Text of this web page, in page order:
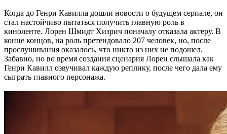
Когда до Генри Кавилла дошли новости о будущем сериале, он
стал настойчиво пытаться получить главную роль в
киноленте. Лорен Шмидт Хизрич поначалу отказала актеру. В
конце концов, на роль претендовало 207 человек, но, после
прослушивания оказалось, что никто из них не подошел.
Забавно, но во время создания сценария Лорен слышала как
Генри Кавилл озвучивал каждую реплику, после чего дала ему
сыграть главного персонажа.